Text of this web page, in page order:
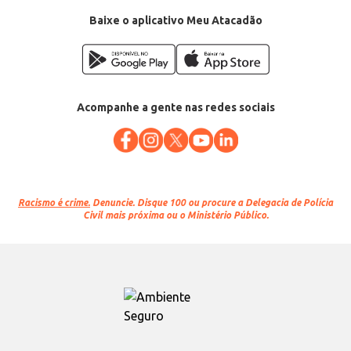
Baixe o aplicativo Meu Atacadão
Acompanhe a gente nas redes sociais
Racismo é crime. Denuncie. Disque 100 ou procure a Delegacia de Polícia
Civil mais próxima ou o Ministério Público.